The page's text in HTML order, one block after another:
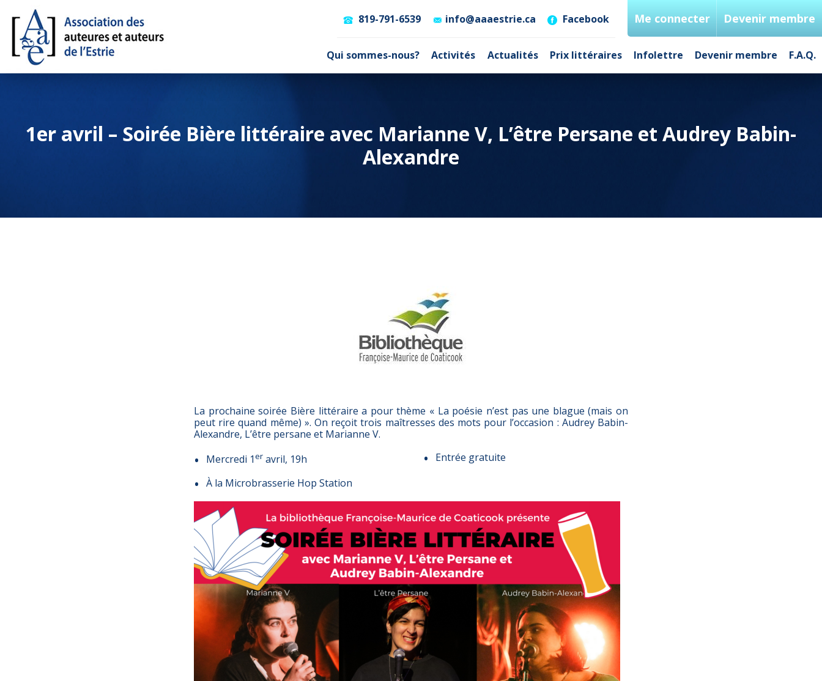
Qui sommes-nous? Activités Actualités Prix littéraires Infolettre Devenir membre F.A.Q.
819-791-6539 info@aaaestrie.ca Facebook Me connecter Devenir membre
1er avril – Soirée Bière littéraire avec Marianne V, L’être Persane et Audrey Babin-
Alexandre
La prochaine soirée Bière littéraire a pour thème « La poésie n’est pas une blague (mais on
peut rire quand même) ». On reçoit trois maîtresses des mots pour l’occasion : Audrey Babin-
Alexandre, L’être persane et Marianne V.
Mercredi 1er avril, 19h
À la Microbrasserie Hop Station
Entrée gratuite